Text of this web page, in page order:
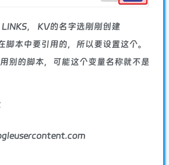
， KV的名字选刚刚创建
脚本中要引用的，所以要设置这个。
别的脚本，可能这个变量名称就不是